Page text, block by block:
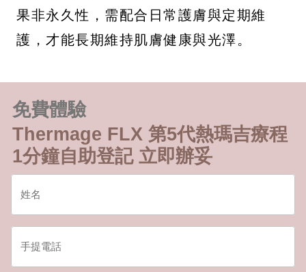
果非永久性，需配合日常護膚與定期維
護，才能長期維持肌膚健康與光澤。
免費體驗
Thermage FLX 第5代熱瑪吉療程
1分鐘自助登記 立即辦妥